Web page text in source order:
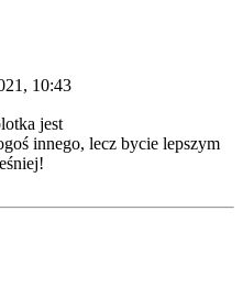
10:43
jest
innego, lecz bycie lepszym